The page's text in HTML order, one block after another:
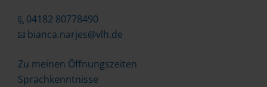
04182 80778490
bianca.narjes@vlh.de
Zu meinen Öffnungszeiten
Sprachkenntnisse